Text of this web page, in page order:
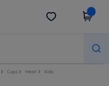
Stáhnout app
Caps Mesh Kids